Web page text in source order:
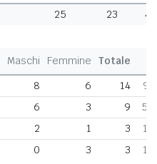
25 23 48
Maschi Femmine
Totale
8 6 14
6 3 9
2 1 3
0 3 3